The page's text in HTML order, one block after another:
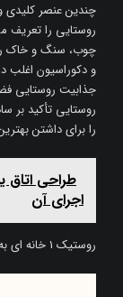
چندین عنصر کلیدی
روستایی را تعریف
چوب، سنگ و خاک
و دکوراسیون اغلب
جذابیت روستایی
را برای داشتن
اجرای آن
روستیک 1 خانه ای به سبک روستیک